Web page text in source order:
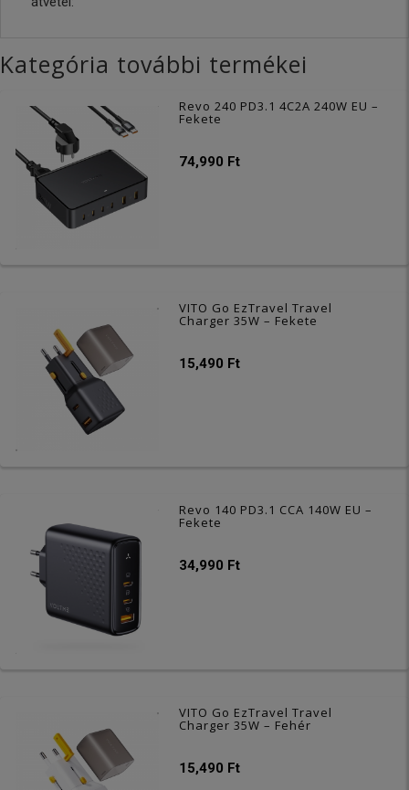
Kategória további termékei
Revo 240 PD3.1 4C2A 240W EU –
Fekete
74,990 Ft
VITO Go EzTravel Travel
Charger 35W – Fekete
15,490 Ft
Revo 140 PD3.1 CCA 140W EU –
Fekete
34,990 Ft
VITO Go EzTravel Travel
Charger 35W – Fehér
15,490 Ft